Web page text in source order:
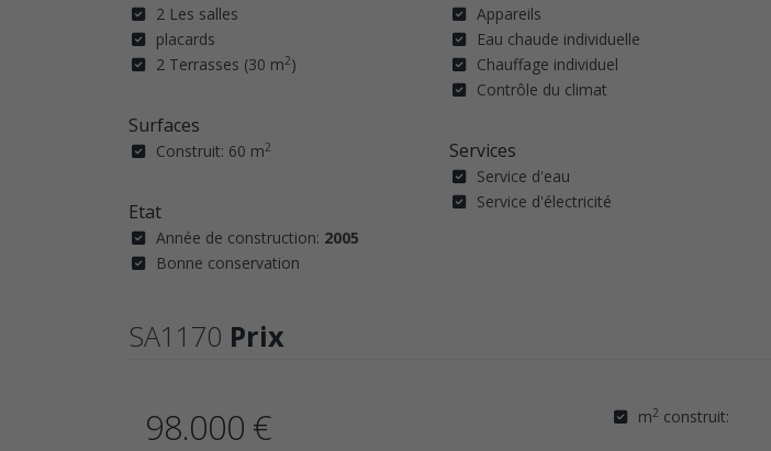
2 Les salles
placards
2 Terrasses (30 m2)
Surfaces
Construit: 60 m2
Etat
Année de construction: 2005
Bonne conservation
Appareils
Eau chaude individuelle
Chauffage individuel
Contrôle du climat
Services
Service d'eau
Service d'électricité
SA1170 Prix
98.000 € m2 construit: